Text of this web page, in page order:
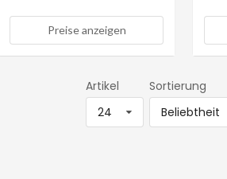
Preise anzeigen
Artikel
24
Sortierung
Beliebtheit